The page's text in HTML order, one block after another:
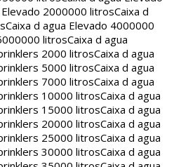
Elevado 2000000 litrosCaixa d
Caixa d agua Elevado 4000000
litrosCaixa d agua
2000 litrosCaixa d agua
5000 litrosCaixa d agua
7000 litrosCaixa d agua
10000 litrosCaixa d agua
15000 litrosCaixa d agua
20000 litrosCaixa d agua
25000 litrosCaixa d agua
30000 litrosCaixa d agua